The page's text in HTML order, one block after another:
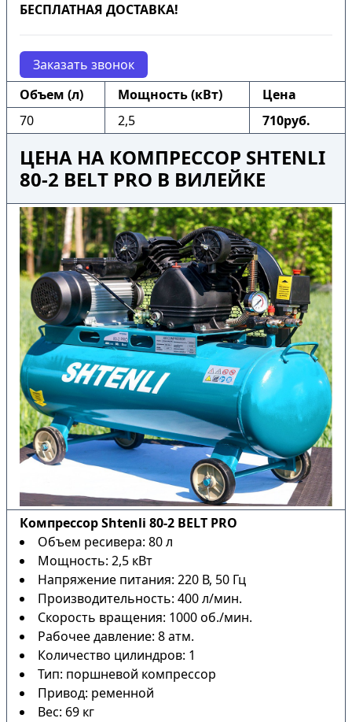
БЕСПЛАТНАЯ ДОСТАВКА!
Заказать звонок
Объем (л)
Мощность (кВт)
Цена
70
2,5 710руб.
ЦЕНА НА КОМПРЕССОР SHTENLI
80-2 BELT PRO В ВИЛЕЙКЕ
Компрессор Shtenli 80-2 BELT PRO
Объем ресивера: 80 л
Мощность: 2,5 кВт
Напряжение питания: 220 В, 50 Гц
Производительность: 400 л/мин.
Скорость вращения: 1000 об./мин.
Рабочее давление: 8 атм.
Количество цилиндров: 1
Тип: поршневой компрессор
Привод: ременной
Вес: 69 кг